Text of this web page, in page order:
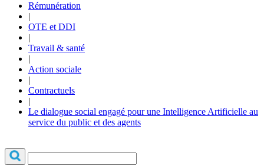
Rémunération
|
OTE et DDI
|
Travail & santé
|
Action sociale
|
Contractuels
|
Le dialogue social engagé pour une Intelligence Artificielle au
service du public et des agents